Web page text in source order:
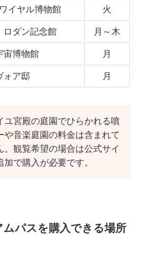
イヤル博物館 火
ロダン記念館 月～木
宙博物館 月
ォア邸 月
ユ宮殿の庭園でひらかれる噴
や音楽庭園の料金は含まれて
。観覧希望の場合は公式サイ
加で購入が必要です。
パスを購入できる場所